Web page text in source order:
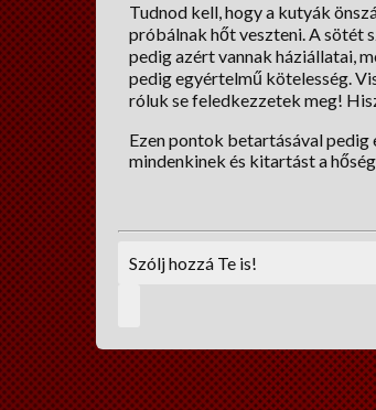
Tudnod kell, hogy a kutyák
próbálnak hőt veszteni. A sötét
pedig azért vannak háziállatai,
pedig egyértelmű kötelesség.
róluk se feledkezzetek meg!
Ezen pontok betartásával
mindenkinek és kitartást a
Szólj hozzá Te is!